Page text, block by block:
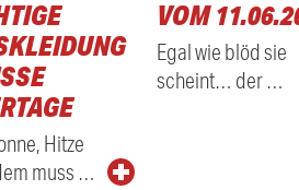
S
Hitze
muss …
VOM
Egal wie blöd sie
scheint… der …